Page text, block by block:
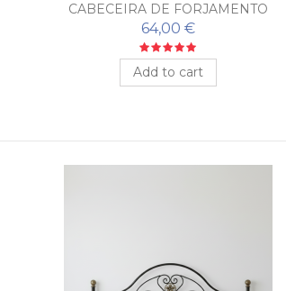
CABECEIRA DE FORJAMENTO
BARATO MODELO FLORIDA
64,00 €
Add to cart